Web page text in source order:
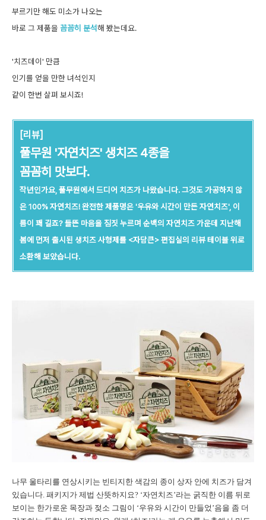
부르기만 해도 미소가 나오는
바로 그 제품을 꼼꼼히 분석해 봤는데요.
'치즈데이' 만큼
인기를 얻을 만한 녀석인지
같이 한번 살펴 보시죠!
[리뷰]
풀무원 '자연치즈' 생치즈 4종을
꼼꼼히 맛보다.
작년인가요, 풀무원에서 드디어 치즈가 나왔습니다. 그것도 가공하지 않
은 100% 자연치즈! 완전한 제품명은 '우유와 시간이 만든 자연치즈', 이
름이 꽤 길죠? 들뜬 마음을 짐짓 누르며 순백의 자연치즈 가운데 지난해
봄에 먼저 출시된 생치즈 사형제를 <자담큰> 편집실의 리뷰 테이블 위로
소환해 보았습니다.
나무 울타리를 연상시키는 빈티지한 색감의 종이 상자 안에 치즈가 담겨
있습니다. 패키지가 제법 산뜻하지요? ‘자연치즈’라는 굵직한 이름 뒤로
보이는 한가로운 목장과 젖소 그림이 ‘우유와 시간이 만들었’음을 좀 더